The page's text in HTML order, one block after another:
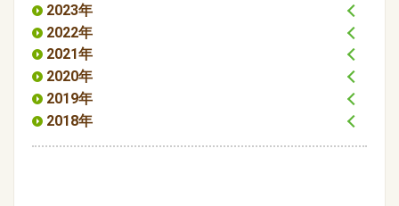
2023年
2022年
2021年
2020年
2019年
2018年